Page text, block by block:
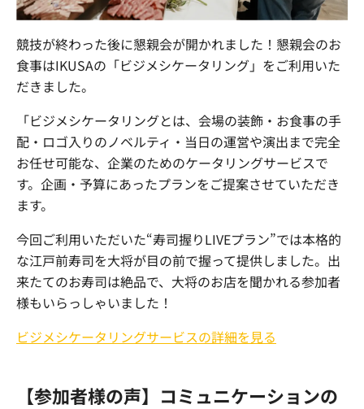
競技が終わった後に懇親会が開かれました！懇親会のお
食事はIKUSAの「ビジメシケータリング」をご利用いた
だきました。
「ビジメシケータリングとは、会場の装飾・お食事の手
配・ロゴ入りのノベルティ・当日の運営や演出まで完全
お任せ可能な、企業のためのケータリングサービスで
す。企画・予算にあったプランをご提案させていただき
ます。
今回ご利用いただいた“寿司握りLIVEプラン”では本格的
な江戸前寿司を大将が目の前で握って提供しました。出
来たてのお寿司は絶品で、大将のお店を聞かれる参加者
様もいらっしゃいました！
ビジメシケータリングサービスの詳細を見る
【参加者様の声】コミュニケーションの